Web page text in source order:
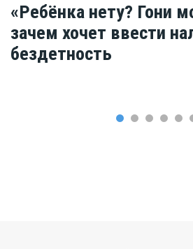
«Ребёнка нету? Гони
зачем хочет ввести
бездетность